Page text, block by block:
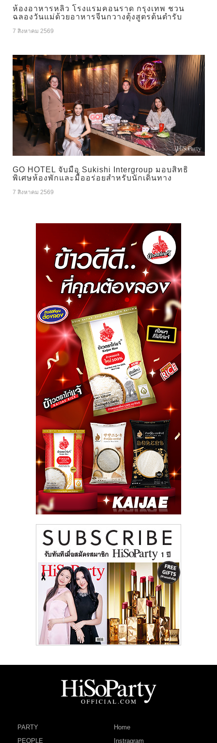
ห้องอาหารหลิว โรงแรมคอนราด กรุงเทพ ชวน
ฉลองวันแม่ด้วยอาหารจีนกวางตุ้งสูตรต้นตำรับ
7 สิงหาคม 2569
GO HOTEL จับมือ Sukishi Intergroup มอบสิทธิ
พิเศษห้องพักและมื้ออร่อยสำหรับนักเดินทาง
7 สิงหาคม 2569
PARTY
PEOPLE
Home
Instragram